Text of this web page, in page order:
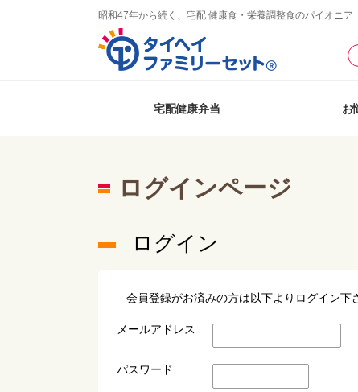
昭和47年から続く、宅配 健康食・栄養調整食のパイオニア
宅配健康弁当 お
ログインページ
ログイン
会員登録がお済みの方は以下よりログイン下
メールアドレス
パスワード